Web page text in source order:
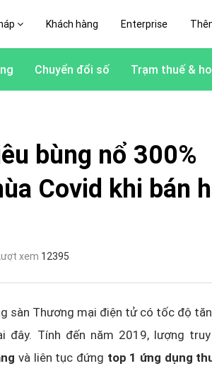
Khách hàng Enterprise
Chuyển đổi số Trạm thuế &
bùng nổ 300%
Covid khi bán
xem 12395
sàn Thương mại điện tử có tốc độ
Tính đến năm 2019, lượng
và liên tục đứng top 1 ứng dụng